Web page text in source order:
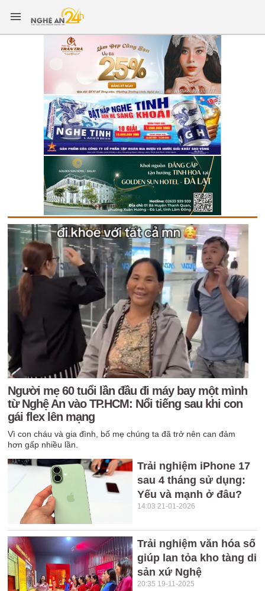
Người mẹ 60 tuổi lần đầu đi máy bay một mình
từ Nghệ An vào TP.HCM: Nổi tiếng sau khi con
gái flex lên mạng
Vì con cháu và gia đình, bố mẹ chúng ta đã trở nên can đảm
hơn gấp nhiều lần.
Trải nghiệm iPhone 17
sau 4 tháng sử dụng:
Yếu và mạnh ở đâu?
14:03 21-01-2026
Trải nghiệm văn hóa số
giúp lan tỏa kho tàng di
sản xứ Nghệ
20:35 19-11-2025